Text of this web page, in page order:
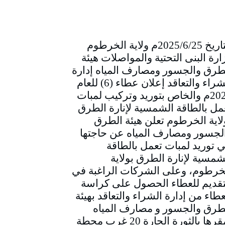
التاريخ 2025/6/25م ولاية الخرطوم
البنى التحتية والمواصلات هيئة
والجسور ومصارف المياه إدارة
الشراء والتعاقد إعلان عطاء (6) للعام
2025م والخاص بتوريد وتركيب لمبات
بالطاقة الشمسية لإنارة الطرق
الخرطوم تعلن هيئة الطرق
ومصارف المياه عن حاجتها
توريد لمبات تعمل بالطاقة
لإنارة الطرق بولاية
وعلى الشركات الراغبة في
للعطاء الحصول على كراسة
من إدارة الشراء والتعاقد بهيئة
والجسور و مصارف المياه
بمقرها بالثورة الحارة 20 غرب محطة